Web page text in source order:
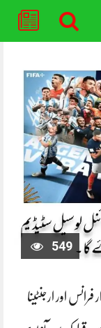
549
18دسمبر بروز اتوار فرانس اور ارجنٹینا